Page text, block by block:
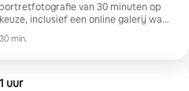
van 30 minuten op
inclusief een online galerij waar
1 minuut
tegen een meerprijs van
30 min.
uur